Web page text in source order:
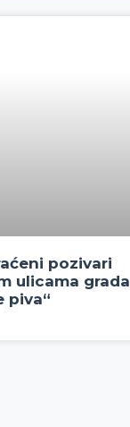
pozivari
ulicama grada
piva“